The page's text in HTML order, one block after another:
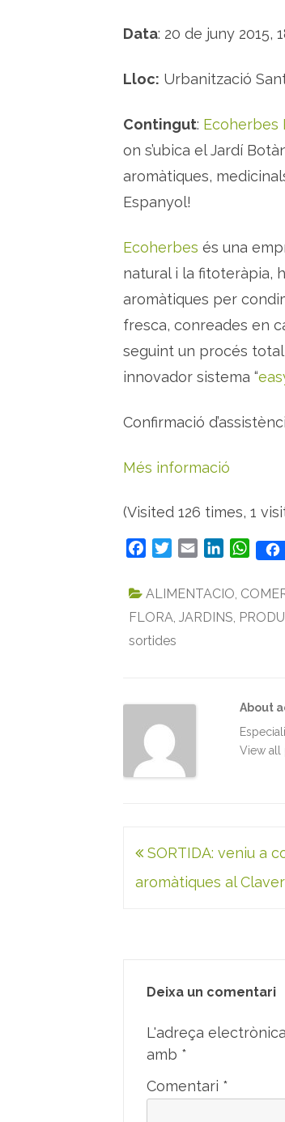
Data: 20 de juny 2015,
Lloc: Urbanització
Contingut: Ecoherbes
on s’ubica el Jardí
aromàtiques,
Espanyol!
Ecoherbes és una
natural i la fitoteràpia,
aromàtiques per
fresca, conreades en
seguint un procés
innovador sistema “
Confirmació
Més informació
(Visited 126 times, 1
c
b
o
t
e
a
l
n
e
W
a
s
ALIMENTACIO,
FLORA, JARDINS,
sortides
About
View all
Navegació
d'entrades
SORTIDA: veniu a
aromàtiques al
Deixa un comentari
L'adreça
amb *
Comentari *